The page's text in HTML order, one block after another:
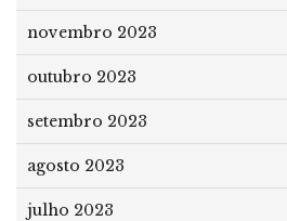
novembro 2023
outubro 2023
setembro 2023
agosto 2023
julho 2023